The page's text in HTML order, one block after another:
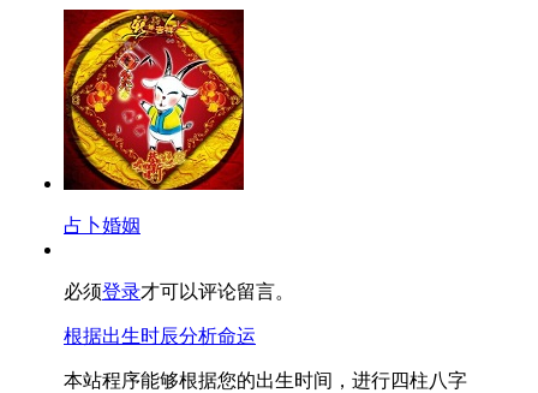
占卜婚姻
必须登录才可以评论留言。
根据出生时辰分析命运
本站程序能够根据您的出生时间，进行四柱八字